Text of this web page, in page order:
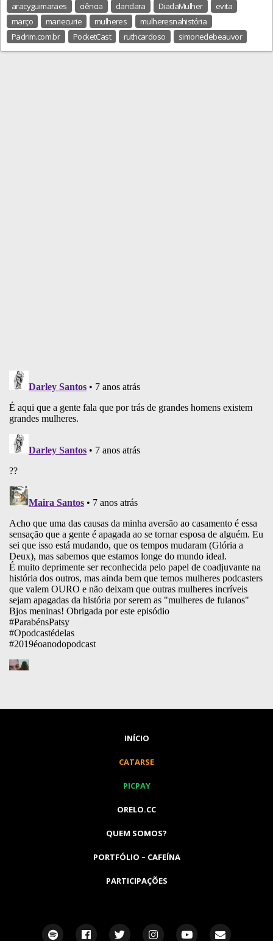
aracyguimaraes
ciência dandara DiadaMulher
evita
março
mariecurie mulheres
mulheresnahistória
Padrim.com.br
PocketCast ruthcardoso simonedebeauvor
INÍCIO
CATARSE
PICPAY
ORELO.CC
QUEM SOMOS?
PORTFÓLIO – CAFEÍNA
PARTICIPAÇÕES